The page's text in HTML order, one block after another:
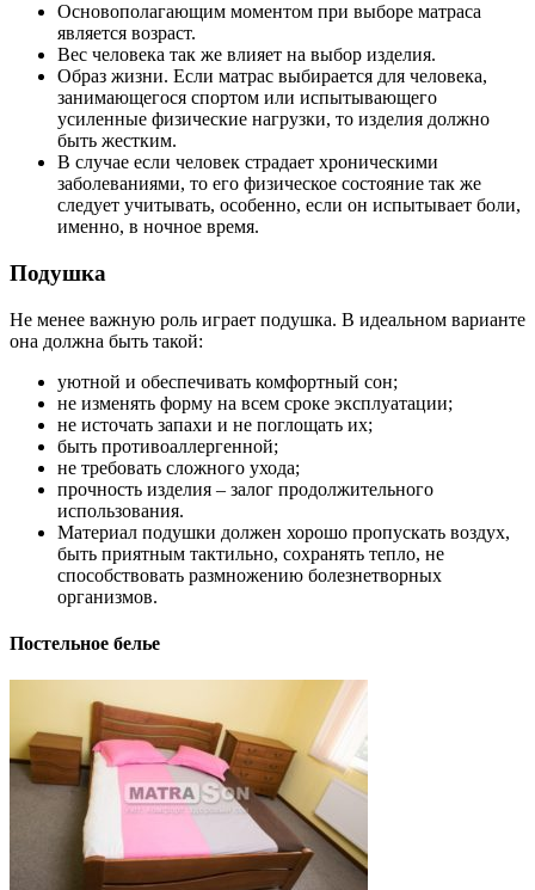
Основополагающим моментом при выборе матраса
является возраст.
Вес человека так же влияет на выбор изделия.
Образ жизни. Если матрас выбирается для человека,
занимающегося спортом или испытывающего
усиленные физические нагрузки, то изделия должно
быть жестким.
В случае если человек страдает хроническими
заболеваниями, то его физическое состояние так же
следует учитывать, особенно, если он испытывает боли,
именно, в ночное время.
Подушка
Не менее важную роль играет подушка. В идеальном варианте
она должна быть такой:
уютной и обеспечивать комфортный сон;
не изменять форму на всем сроке эксплуатации;
не источать запахи и не поглощать их;
быть противоаллергенной;
не требовать сложного ухода;
прочность изделия – залог продолжительного
использования.
Материал подушки должен хорошо пропускать воздух,
быть приятным тактильно, сохранять тепло, не
способствовать размножению болезнетворных
организмов.
Постельное белье